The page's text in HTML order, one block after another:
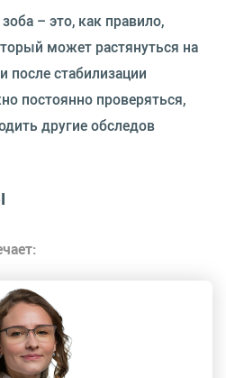
– это, как правило,
может растянуться на
после стабилизации
постоянно проверяться,
другие обследов